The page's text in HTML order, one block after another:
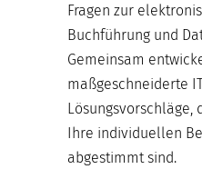
Fragen zur
Buchführung und
Gemeinsam
maßgeschneiderte
Lösungsvorschläge,
Ihre individuellen
abgestimmt sind.